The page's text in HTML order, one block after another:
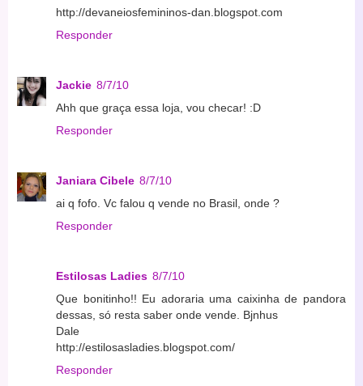
http://devaneiosfemininos-dan.blogspot.com
Responder
Jackie 8/7/10
Ahh que graça essa loja, vou checar! :D
Responder
Janiara Cibele 8/7/10
ai q fofo. Vc falou q vende no Brasil, onde ?
Responder
Estilosas Ladies 8/7/10
Que bonitinho!! Eu adoraria uma caixinha de pandora
dessas, só resta saber onde vende. Bjnhus
Dale
http://estilosasladies.blogspot.com/
Responder